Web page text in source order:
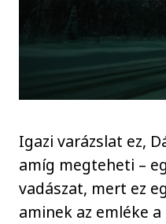
Igazi varázslat ez,
amíg megteheti –
vadászat, mert ez
aminek az emléke